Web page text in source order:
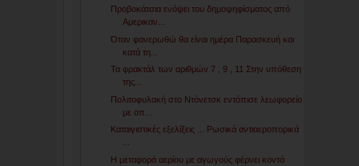
Προβοκάτσια ενόψει του δημοψηφίσματος από
Αμερικαν...
Όταν φανερωθώ θα είναι ημέρα Παρασκευή και
κατά τη...
Τα φρακτάλ των αριθμών 7 , 9 , 11 Στην υπόθεση
της...
Πολιτοφυλακή στο Ντόνετσκ εντόπισε λεωφορείο
με οπ...
Καταιγιστικές εξελίξεις ... Ρωσικά αντιαεροπορικά
...
Η μεταφορά αερίου με αγωγούς φέρνει κοντά